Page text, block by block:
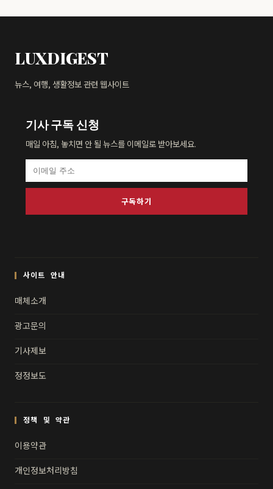
LUXDIGEST
뉴스, 여행, 생활정보 관련 웹사이트
기사 구독 신청
매일 아침, 놓치면 안 될 뉴스를 이메일로 받아보세요.
구독하기
사이트 안내
매체소개
광고문의
기사제보
정정보도
정책 및 약관
이용약관
개인정보처리방침